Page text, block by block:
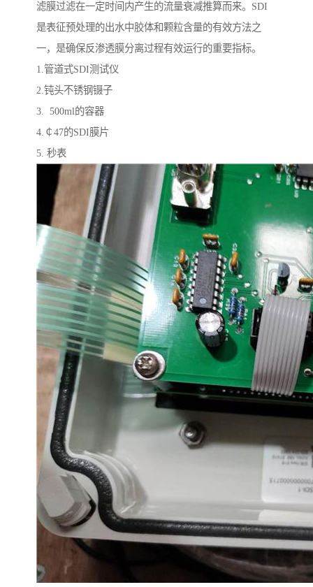
滤膜过滤在一定时间内产生的流量衰减推算而来。SDI
是表征预处理的出水中胶体和颗粒含量的有效方法之
一，是确保反渗透膜分离过程有效运行的重要指标。
1.管道式SDI测试仪
2.钝头不锈钢镊子
3. 500ml的容器
4.￠47的SDI膜片
5. 秒表